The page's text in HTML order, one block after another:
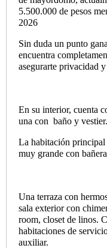
5.500.000 de pesos
2026
Sin duda un punto
encuentra
asegurarte privacidad y
En su interior, cuenta
una con baño y vestier.
La habitación principal
muy grande con
Una terraza con
sala exterior con
room, closet de linos.
habitaciones de
auxiliar.